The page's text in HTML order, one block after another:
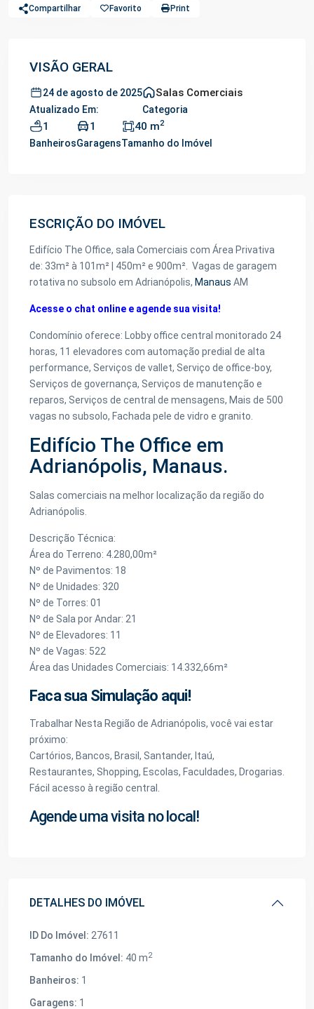
Compartilhar Favorito Print
VISÃO GERAL
24 de agosto de 2025
Atualizado Em:
Salas Comerciais
Categoria
1
Banheiros
1
Garagens
40 m2
Tamanho do Imóvel
ESCRIÇÃO DO IMÓVEL
Edifício The Office, sala Comerciais com Área Privativa
de: 33m² à 101m² | 450m² e 900m². Vagas de garagem
rotativa no subsolo em Adrianópolis, Manaus AM
Acesse o chat online e agende sua visita!
Condomínio oferece: Lobby office central monitorado 24
horas, 11 elevadores com automação predial de alta
performance, Serviços de vallet, Serviço de office-boy,
Serviços de governança, Serviços de manutenção e
reparos, Serviços de central de mensagens, Mais de 500
vagas no subsolo, Fachada pele de vidro e granito.
Edifício The Office em
Adrianópolis, Manaus.
Salas comerciais na melhor localização da região do
Adrianópolis.
Descrição Técnica:
Área do Terreno: 4.280,00m²
Nº de Pavimentos: 18
Nº de Unidades: 320
Nº de Torres: 01
Nº de Sala por Andar: 21
Nº de Elevadores: 11
Nº de Vagas: 522
Área das Unidades Comerciais: 14.332,66m²
Faca sua Simulação aqui!
Trabalhar Nesta Região de Adrianópolis, você vai estar
próximo:
Cartórios, Bancos, Brasil, Santander, Itaú,
Restaurantes, Shopping, Escolas, Faculdades, Drogarias.
Fácil acesso à região central.
Agende uma visita no local!
DETALHES DO IMÓVEL
ID Do Imóvel: 27611
Tamanho do Imóvel: 40 m2
Banheiros: 1
Garagens: 1